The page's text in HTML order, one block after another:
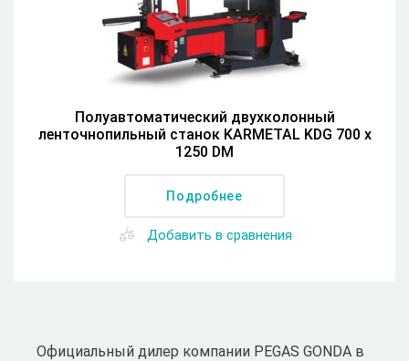
Полуавтоматический двухколонный
ленточнопильный станок KARMETAL KDG 700 x
1250 DM
Подробнее
Добавить в сравнения
Официальный дилер компании PEGAS GONDA в